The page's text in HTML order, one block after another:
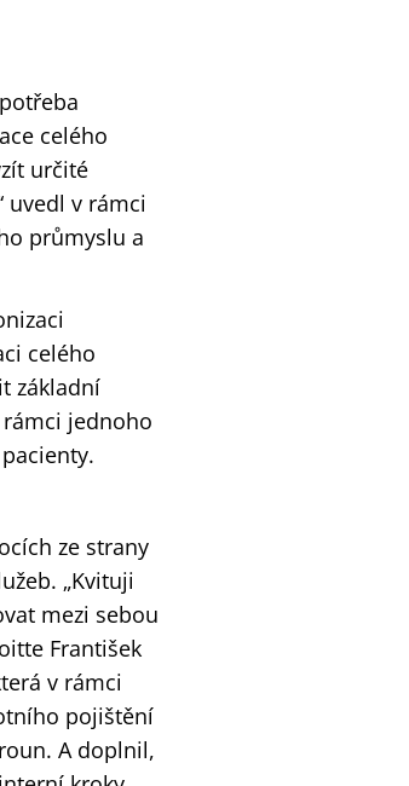
celého
určité
uvedl v rámci
průmyslu a
celého
základní
jednoho
ze strany
„Kvituji
mezi sebou
František
v rámci
pojištění
A doplnil,